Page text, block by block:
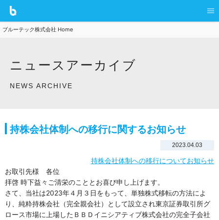
ブルーテック株式会社 Home
ニュースアーカイブ
NEWS ARCHIVE
持株会社体制への移行に関するお知らせ
2023.04.03
持株会社体制への移行についてお知らせ
お取引先様 各位
拝啓 時下益々ご清栄のこととお喜び申し上げます。
さて、当社は2023年４月３日をもって、単独株式移転の方法によ
り、純粋持株会社（完全親会社）として設立され東京証券取引所グ
ロース市場に上場したＢＢＤイニシアティブ株式会社の完全子会社